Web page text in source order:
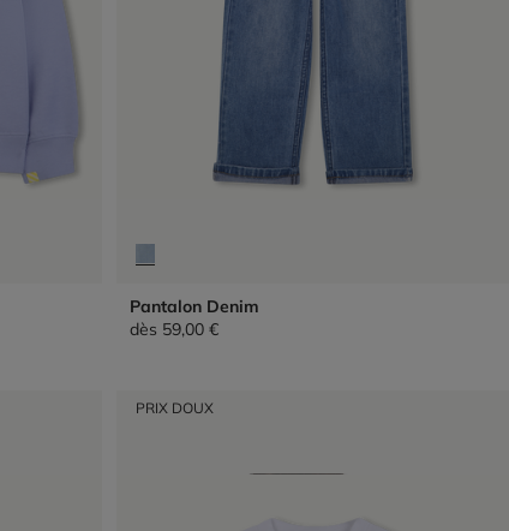
Pantalon Denim
dès 59,00 €
PRIX DOUX